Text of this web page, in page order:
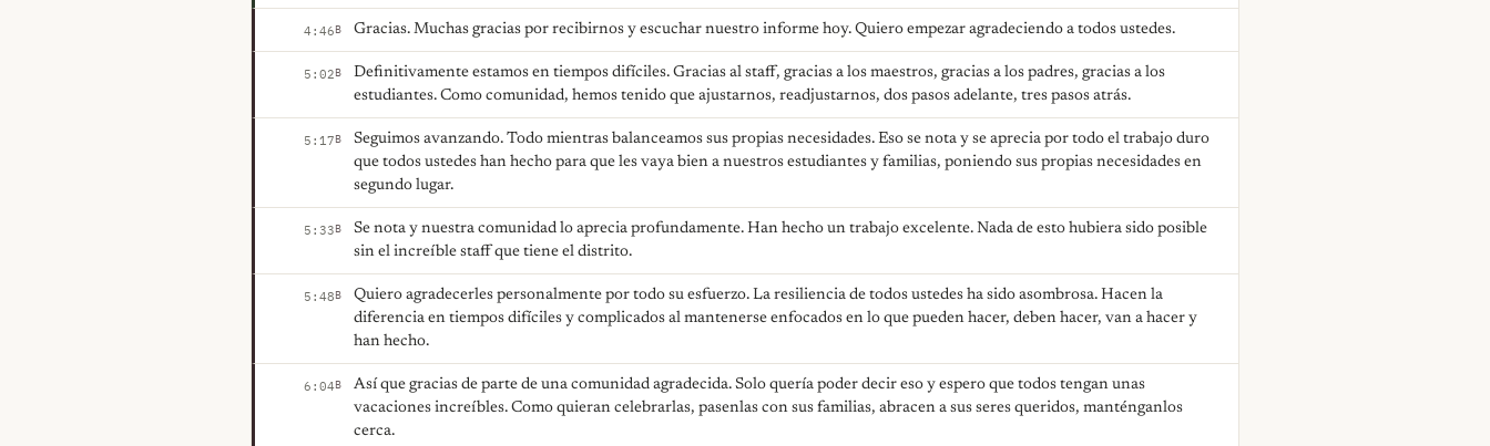
4:46B Gracias. Muchas gracias por recibirnos y escuchar nuestro informe hoy. Quiero empezar agradeciendo a todos ustedes.
5:02B
Definitivamente estamos en tiempos difíciles. Gracias al staff, gracias a los maestros, gracias a los padres, gracias a los
estudiantes. Como comunidad, hemos tenido que ajustarnos, readjustarnos, dos pasos adelante, tres pasos atrás.
5:17B
Seguimos avanzando. Todo mientras balanceamos sus propias necesidades. Eso se nota y se aprecia por todo el trabajo duro
que todos ustedes han hecho para que les vaya bien a nuestros estudiantes y familias, poniendo sus propias necesidades en
segundo lugar.
5:33B
Se nota y nuestra comunidad lo aprecia profundamente. Han hecho un trabajo excelente. Nada de esto hubiera sido posible
sin el increíble staff que tiene el distrito.
5:48B
Quiero agradecerles personalmente por todo su esfuerzo. La resiliencia de todos ustedes ha sido asombrosa. Hacen la
diferencia en tiempos difíciles y complicados al mantenerse enfocados en lo que pueden hacer, deben hacer, van a hacer y
han hecho.
6:04B
Así que gracias de parte de una comunidad agradecida. Solo quería poder decir eso y espero que todos tengan unas
vacaciones increíbles. Como quieran celebrarlas, pasenlas con sus familias, abracen a sus seres queridos, manténganlos
cerca.